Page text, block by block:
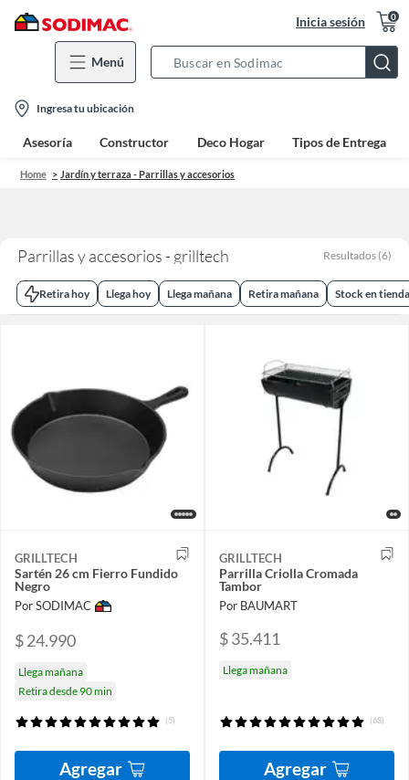
Inicia sesión 0
Menú
Bar
location-
icon
Ingresa tu ubicación
Asesoría Constructor Deco Hogar Tipos de Entrega
Home Jardín y terraza - Parrillas y accesorios
Parrillas y accesorios - grilltech Resultados (6)
Retira hoy Llega hoy Llega mañana Retira mañana Stock en tienda
GRILLTECH
Sartén 26 cm Fierro Fundido
Negro
Por SODIMAC
$ 24.990
Llega mañana
Retira desde 90 min
(5)
Agregar
GRILLTECH
Parrilla Criolla Cromada
Tambor
Por BAUMART
$ 35.411
Llega mañana
(68)
Agregar